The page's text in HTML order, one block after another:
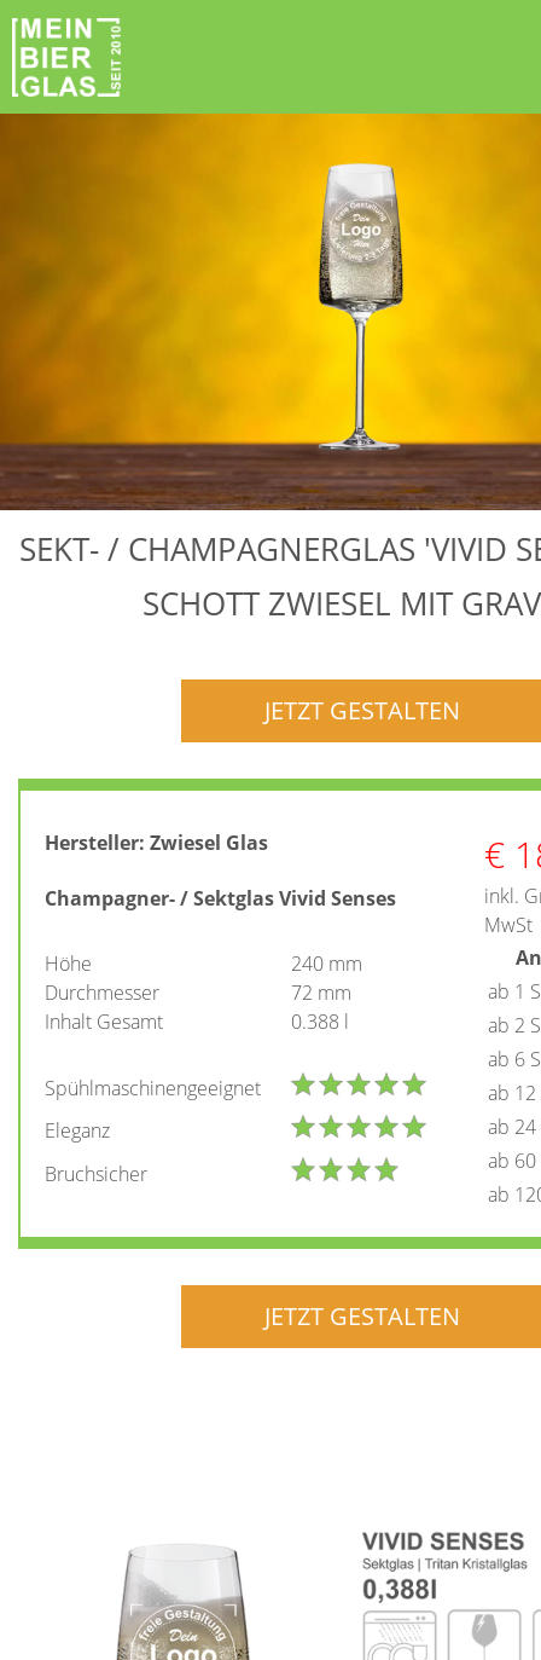
SEKT- / CHAMPAGNERGLAS 'VIVID
SCHOTT ZWIESEL MIT
JETZT GESTALTEN
Hersteller: Zwiesel Glas
Champagner- / Sektglas Vivid Senses
Höhe
240 mm
Durchmesser
72 mm
Inhalt Gesamt
0.388 l
Spühlmaschinengeeignet
Eleganz
Bruchsicher
€
inkl.
MwSt
ab 1
ab 2
ab 6
ab 12
ab 24
ab 60
ab
JETZT GESTALTEN